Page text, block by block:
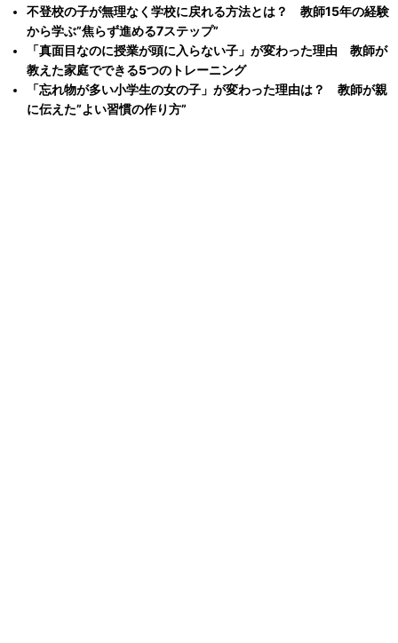
不登校の子が無理なく学校に戻れる方法とは？ 教師15年の経験
から学ぶ”焦らず進める7ステップ”
「真面目なのに授業が頭に入らない子」が変わった理由 教師が
教えた家庭でできる5つのトレーニング
「忘れ物が多い小学生の女の子」が変わった理由は？ 教師が親
に伝えた”よい習慣の作り方”